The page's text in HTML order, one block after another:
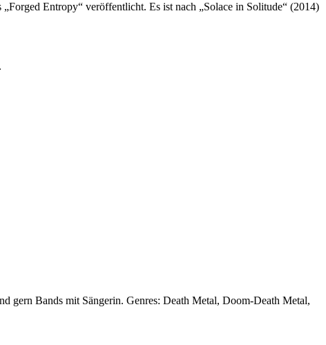
Entropy“ veröffentlicht. Es ist nach „Solace in Solitude“ (2014)
gern Bands mit Sängerin. Genres: Death Metal, Doom-Death Metal,